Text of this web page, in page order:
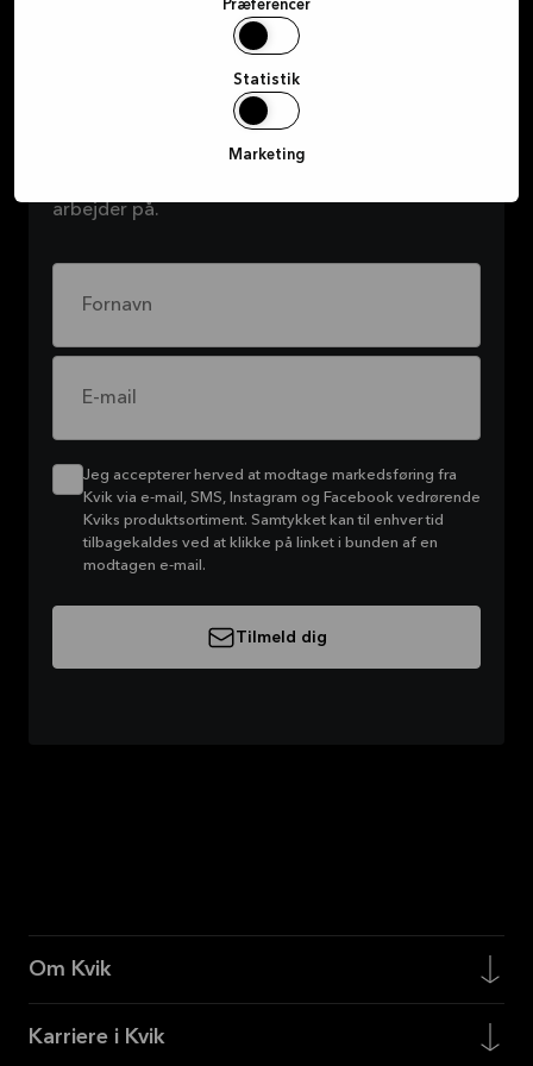
Præferencer
Statistik
Marketing
Tilmeld dig vores nyhedsbrev –
og få eksklusive tilbud
Tilmeld dig vores nyhedsbrev for at holde dig
arbejder på.
Fornavn
E-mail
Jeg accepterer herved at modtage markedsføring fra
Kvik via e-mail, SMS, Instagram og Facebook vedrørende
Kviks produktsortiment. Samtykket kan til enhver tid
tilbagekaldes ved at klikke på linket i bunden af en
modtagen e-mail.
Tilmeld dig
Om Kvik
Karriere i Kvik